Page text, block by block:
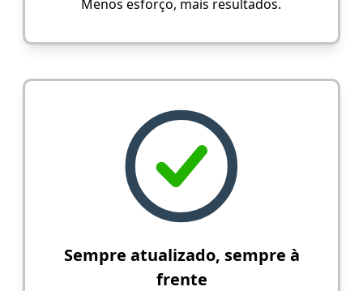
Menos esforço, mais resultados.
Sempre atualizado, sempre à
frente